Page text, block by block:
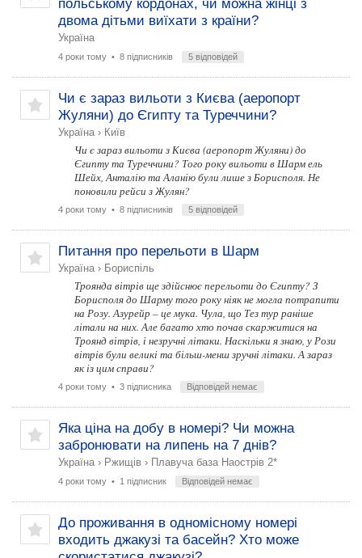
польському кордонах, чи можна жінці з
двома дітьми виїхати з країни?
Україна
4 роки тому • 8 підписників 5 відповідей
Чи є зараз вильоти з Києва (аеропорт
Жуляни) до Єгипту та Туреччини?
Україна › Київ
Чи є зараз вильоти з Києва (аеропорт Жуляни) до
Єгипту та Туреччини? Того року вильоти в Шарм ель
Шейх, Анталію та Аланію були лише з Борисполя. Не
поновили рейси з Жулян?
4 роки тому • 8 підписників 5 відповідей
Питання про перельоти в Шарм
Україна › Бориспіль
Троянда вітрів ще здійснює перельоти до Єгипту? З
Борисполя до Шарму того року ніяк не могла потрапити
на Розу. Азурейр – це мука. Чула, що Тез тур раніше
літали на них. Але багато хто почав скаржитися на
Троянд вітрів, і незручні літаки. Наскільки я знаю, у Рози
вітрів були великі та більш-менш зручні літаки. А зараз
як із цим справи?
4 роки тому • 3 підписника Відповідей немає
Яка ціна на добу в номері? Чи можна
забронювати на липень на 7 днів?
Україна › Ржищів › Плавуча база Наострів 2*
4 роки тому • 1 підписник Відповідей немає
До проживання в одномісному номері
входить джакузі та басейн? Хто може